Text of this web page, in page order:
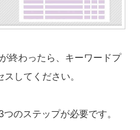
終わったら、キーワードプ
してください。
のステップが必要です。